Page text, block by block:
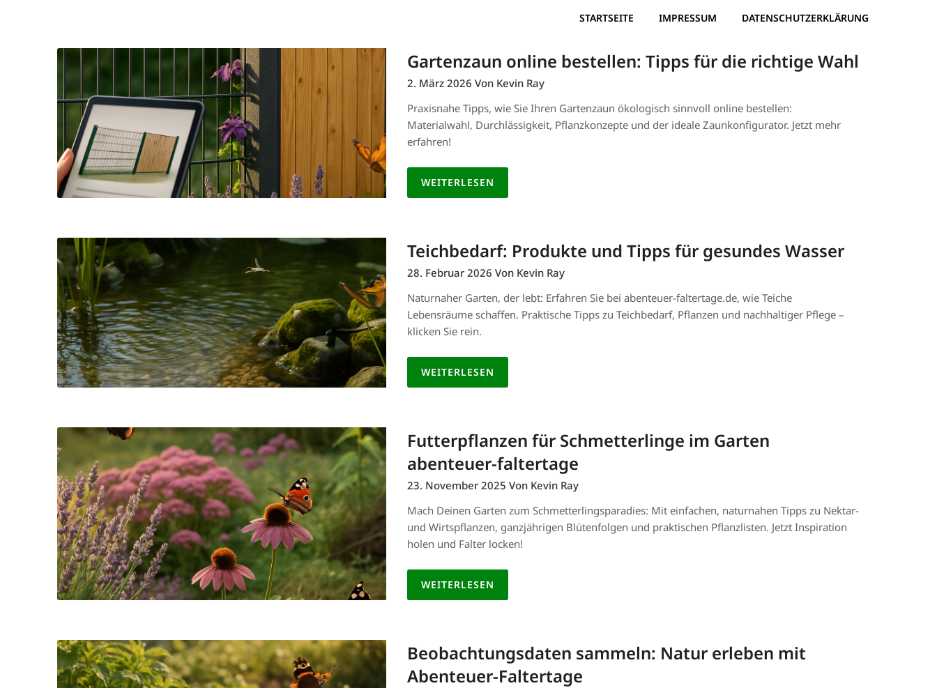
STARTSEITE IMPRESSUM DATENSCHUTZERKLÄRUNG
Gartenzaun online bestellen: Tipps für die richtige Wahl
2. März 2026 Von Kevin Ray
Praxisnahe Tipps, wie Sie Ihren Gartenzaun ökologisch sinnvoll online bestellen:
Materialwahl, Durchlässigkeit, Pflanzkonzepte und der ideale Zaunkonfigurator. Jetzt mehr
erfahren!
WEITERLESEN
Teichbedarf: Produkte und Tipps für gesundes Wasser
28. Februar 2026 Von Kevin Ray
Naturnaher Garten, der lebt: Erfahren Sie bei abenteuer-faltertage.de, wie Teiche
Lebensräume schaffen. Praktische Tipps zu Teichbedarf, Pflanzen und nachhaltiger Pflege –
klicken Sie rein.
WEITERLESEN
Futterpflanzen für Schmetterlinge im Garten
abenteuer-faltertage
23. November 2025 Von Kevin Ray
Mach Deinen Garten zum Schmetterlingsparadies: Mit einfachen, naturnahen Tipps zu Nektar-
und Wirtspflanzen, ganzjährigen Blütenfolgen und praktischen Pflanzlisten. Jetzt Inspiration
holen und Falter locken!
WEITERLESEN
Beobachtungsdaten sammeln: Natur erleben mit
Abenteuer-Faltertage